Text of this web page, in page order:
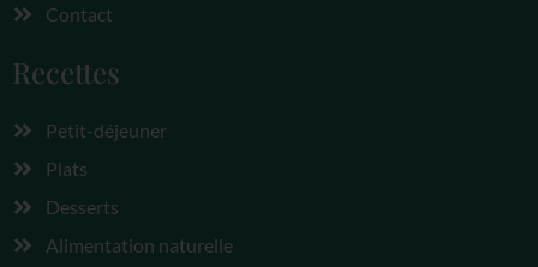
Contact
Recettes
Petit-déjeuner
Plats
Desserts
Alimentation naturelle